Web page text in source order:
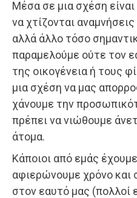
Μέσα σε μια σχέση
να χτίζονται
αλλά άλλο τόσο
παραμελούμε ούτε τον
της οικογένεια ή τους
μια σχέση να μας
χάνουμε την
πρέπει να νιώθουμε
άτομα.
Κάποιοι από εμάς
αφιερώνουμε χρόνο και
στον εαυτό μας (πολλοί